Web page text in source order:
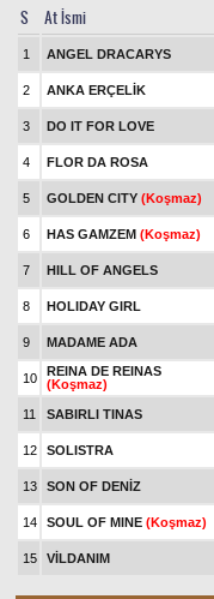
S At İsmi
1 ANGEL DRACARYS
2 ANKA ERÇELİK
3 DO IT FOR LOVE
4 FLOR DA ROSA
5
GOLDEN CITY (Koşmaz)
6 HAS GAMZEM (Koşmaz)
7 HILL OF ANGELS
8 HOLIDAY GIRL
9 MADAME ADA
10
REINA DE REINAS
(Koşmaz)
11 SABIRLI TINAS
12 SOLISTRA
13 SON OF DENİZ
14 SOUL OF MINE (Koşmaz)
15 VİLDANIM